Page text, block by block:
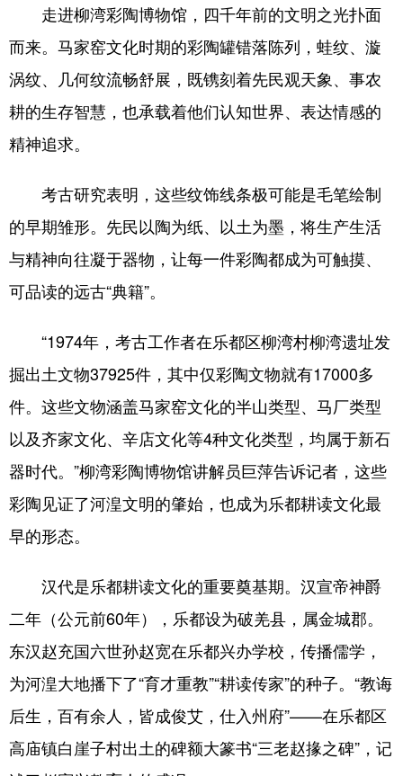
走进柳湾彩陶博物馆，四千年前的文明之光扑面
而来。马家窑文化时期的彩陶罐错落陈列，蛙纹、漩
涡纹、几何纹流畅舒展，既镌刻着先民观天象、事农
耕的生存智慧，也承载着他们认知世界、表达情感的
精神追求。
考古研究表明，这些纹饰线条极可能是毛笔绘制
的早期雏形。先民以陶为纸、以土为墨，将生产生活
与精神向往凝于器物，让每一件彩陶都成为可触摸、
可品读的远古“典籍”。
“1974年，考古工作者在乐都区柳湾村柳湾遗址发
掘出土文物37925件，其中仅彩陶文物就有17000多
件。这些文物涵盖马家窑文化的半山类型、马厂类型
以及齐家文化、辛店文化等4种文化类型，均属于新石
器时代。”柳湾彩陶博物馆讲解员巨萍告诉记者，这些
彩陶见证了河湟文明的肇始，也成为乐都耕读文化最
早的形态。
汉代是乐都耕读文化的重要奠基期。汉宣帝神爵
二年（公元前60年），乐都设为破羌县，属金城郡。
东汉赵充国六世孙赵宽在乐都兴办学校，传播儒学，
为河湟大地播下了“育才重教”“耕读传家”的种子。“教诲
后生，百有余人，皆成俊艾，仕入州府”——在乐都区
高庙镇白崖子村出土的碑额大篆书“三老赵掾之碑”，记